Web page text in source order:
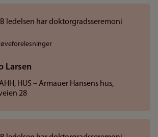
Larsen
HUS – Armauer Hansens hus,
28